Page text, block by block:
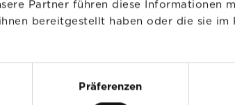
Partner führen diese Informationen
bereitgestellt haben oder die sie im
Präferenzen
VERWANDTE